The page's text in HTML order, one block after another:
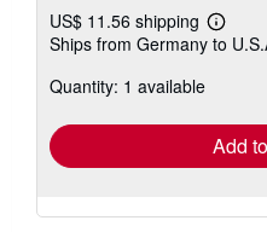
US$ 11.56 shipping
Learn
more
Ships from Germany to
Quantity: 1 available
Add